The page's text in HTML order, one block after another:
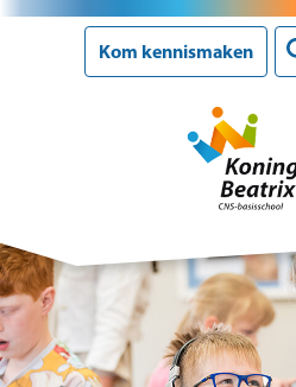
Kom kennismaken
Onze school
Ons onderwijs
Ouderinformatie